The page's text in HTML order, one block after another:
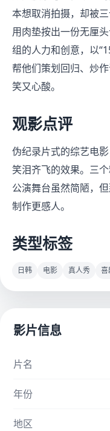
本想取消拍摄，却被
用肉垫按出一份无厘
组的人力和创意，以
帮他们策划回归、炒
笑又心酸。
观影点评
伪纪录片式的综艺电
笑泪齐飞的效果。三
公演舞台虽然简陋，
制作更感人。
类型标签
日韩 电影 真人秀 喜
影片信息
片名
年份
地区